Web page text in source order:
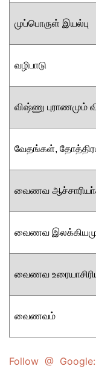
முப்பொருள் இயல்பு
வழிபாடு
விஷ்ணு புராணமும்
வேதங்கள்,
வைணவ
வைணவ
வைணவ
வைணவம்
Follow @ Google: